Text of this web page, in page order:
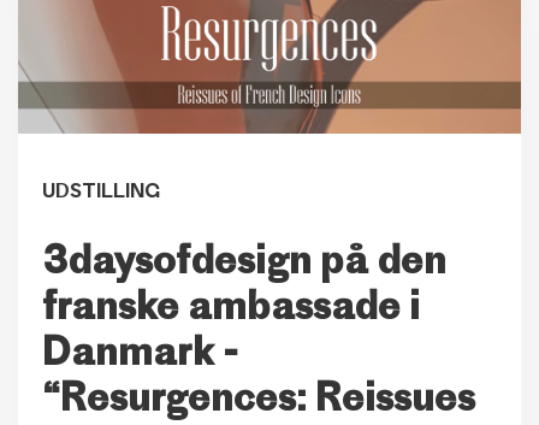
UDSTILLING
3daysofdesign på den
franske ambassade i
Danmark -
“Resurgences: Reissues